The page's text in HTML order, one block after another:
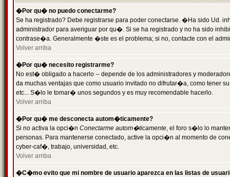
�Por qu� no puedo conectarme?
Se ha registrado? Debe registrarse para poder conectarse. �Ha sido Ud.
administrador para averiguar por qu�. Si se ha registrado y no ha sido
contrase�a. Generalmente �ste es el problema; si no, contacte con el
Volver arriba
�Por qu� necesito registrarme?
No est� obligado a hacerlo -- depende de los administradores y
da muchas ventajas que como usuario invitado no difrutar�a, como tener
etc... S�lo le tomar� unos segundos y es muy recomendable hacerlo.
Volver arriba
�Por qu� me desconecta autom�ticamente?
Si no activa la opci�n Conectarme autom�ticamente, el foro s�lo lo
personas. Para mantenerse conectado, active la opci�n al momento de
cyber-caf�, trabajo, universidad, etc.
Volver arriba
�C�mo evito que mi nombre de usuario aparezca en las listas de